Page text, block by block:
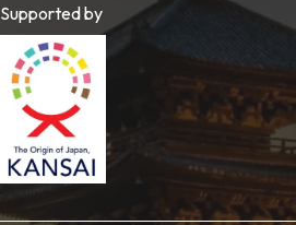
Supported by